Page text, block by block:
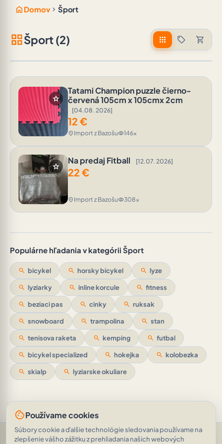
home Domov chevron_right Šport
grid_viewŠport (2) apps sell shopping_cart
star
Tatami Champion puzzle čierno-
červená 105cm x 105cmx 2cm
[04.08. 2026]
12 €
location_on Import z Bazošuvisibility146x
star
Na predaj Fitball [12.07. 2026]
22 €
location_on Import z Bazošuvisibility308x
Populárne hľadania v kategórii Šport
search bicykel search horsky bicykel search lyze
search lyziarky search inline korcule search fitness
search beziaci pas search cinky search ruksak
search snowboard search trampolina search stan
search tenisova raketa search kemping search futbal
search bicykel specialized search hokejka search kolobezka
search skialp search lyziarske okuliare
Pomoc a podpora•Otázky•Hodnotenia•Opýtajte sa AI
cookiePoužívame cookies
Súbory cookie a ďalšie technológie sledovania používame na
zlepšenie vášho zážitku z prehliadania našich webových